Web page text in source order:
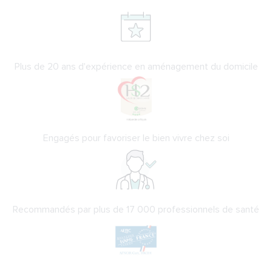
Plus de 20 ans d'expérience en aménagement du domicile
Engagés pour favoriser le bien vivre chez soi
Recommandés par plus de 17 000 professionnels de santé